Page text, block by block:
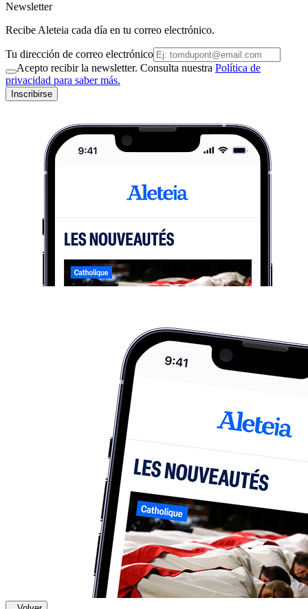
Newsletter
Recibe Aleteia cada día en tu correo electrónico.
Tu dirección de correo electrónico
Acepto recibir la newsletter. Consulta nuestra Política de
privacidad para saber más.
Inscribirse